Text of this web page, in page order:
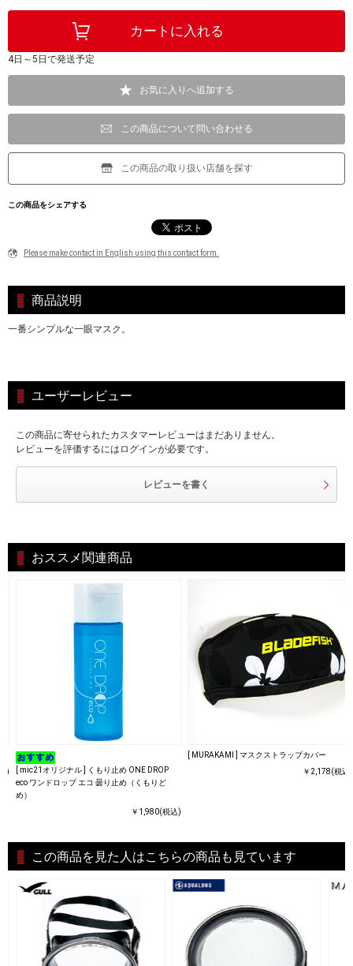
4日～5日で発送予定
お気に入りへ追加する
この商品について問い合わせる
この商品の取り扱い店舗を探す
この商品をシェアする
Please make contact in English using this contact form.
商品説明
一番シンプルな一眼マスク。
ユーザーレビュー
この商品に寄せられたカスタマーレビューはまだありません。
レビューを評価するにはログインが必要です。
レビューを書く
おススメ関連商品
)
[ mic21オリジナル ] くもり止め ONE DROP
eco ワンドロップ エコ 曇り止め（くもりど
め）
￥1,980(税込)
[ MURAKAMI ] マスクストラップカバー
￥2,178(税込)
この商品を見た人はこちらの商品も見ています